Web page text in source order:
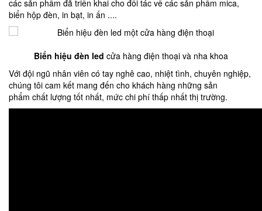
các sản phẩm đã triển khai cho đối tác về các sản phẩm mica,
biển hộp đèn, in bạt, in ấn ....
Biển hiệu đèn led cửa hàng điện thoại và nha khoa
Với đội ngũ nhân viên có tay nghê cao, nhiệt tình, chuyên nghiệp,
chúng tôi cam kết mang đến cho khách hàng những sản
phẩm chất lượng tốt nhất, mức chi phí thấp nhất thị trường.